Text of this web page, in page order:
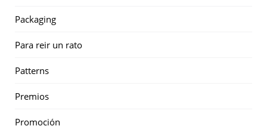
Packaging
Para reir un rato
Patterns
Premios
Promoción